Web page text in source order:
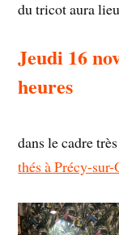
du tricot aura
Jeudi 16
heures
dans le cadre
thés à Précy-sur-